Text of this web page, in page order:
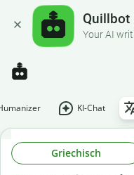
Quillbot
Your AI
KI-Chat
Griechisch